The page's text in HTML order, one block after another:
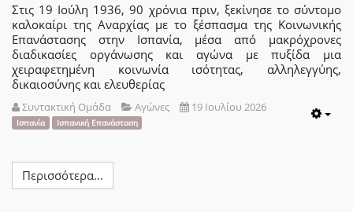
Στις 19 Ιούλη 1936, 90 χρόνια πριν, ξεκίνησε το σύντομο
καλοκαίρι της Αναρχίας με το ξέσπασμα της Κοινωνικής
Επανάστασης στην Ισπανία, μέσα από μακρόχρονες
διαδικασίες οργάνωσης και αγώνα με πυξίδα μια
χειραφετημένη κοινωνία ισότητας, αλληλεγγύης,
δικαιοσύνης και ελευθερίας
Συντακτική Ομάδα Αγώνες 19 Ιουλίου 2026
Ισπανία Ισπανική Επανάσταση
Περισσότερα...